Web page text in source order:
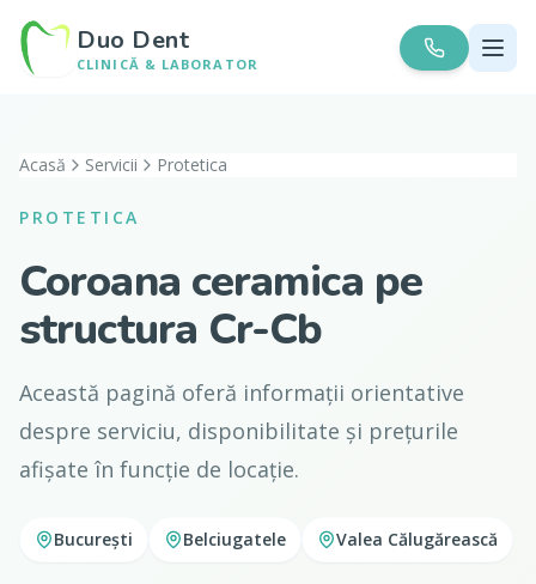
Duo Dent
CLINICĂ & LABORATOR
Acasă Servicii Protetica
PROTETICA
Coroana ceramica pe
structura Cr-Cb
Această pagină oferă informații orientative
despre serviciu, disponibilitate și prețurile
afișate în funcție de locație.
București Belciugatele Valea Călugărească